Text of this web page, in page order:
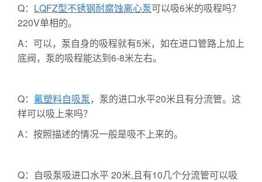
Q： LQFZ型不锈钢耐腐蚀离心泵可以吸6米的吸程吗？
220V单相的。
A：可以，泵自身的吸程就有5米，如在进口管路上加上
底阀，泵的吸程能达到6-8米左右。
Q： 氟塑料自吸泵，泵的进口水平20米且有分流管。这
样可以吸上来吗？
A：按照描述的情况一般是吸不上来的。
Q：自吸泵吸进口水平 20米,且有10几个分流管可以吸